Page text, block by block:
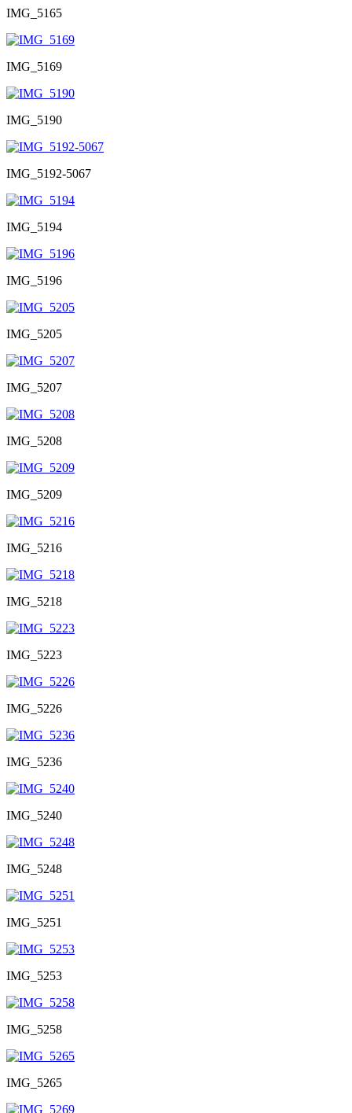
IMG_5165
IMG_5169
IMG_5190
IMG_5192-5067
IMG_5194
IMG_5196
IMG_5205
IMG_5207
IMG_5208
IMG_5209
IMG_5216
IMG_5218
IMG_5223
IMG_5226
IMG_5236
IMG_5240
IMG_5248
IMG_5251
IMG_5253
IMG_5258
IMG_5265